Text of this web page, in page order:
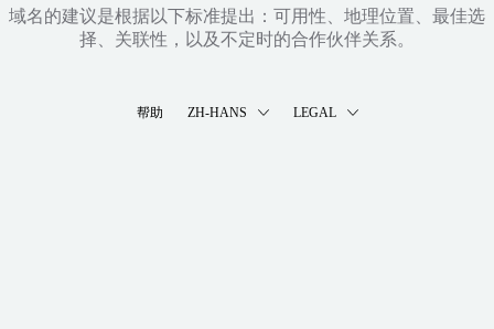
域名的建议是根据以下标准提出：可用性、地理位置、最佳选
择、关联性，以及不定时的合作伙伴关系。
帮助 ZH-HANS LEGAL